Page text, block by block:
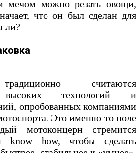
мечом можно резать овощи,
что он был сделан для
ли?
считаются
высоких технологий и
опробованных компаниями
Это именно то поле
мотоконцерн стремится
know how, чтобы сделать